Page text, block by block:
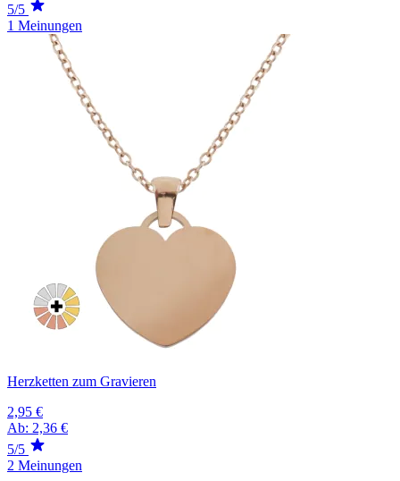
5/5
1 Meinungen
Herzketten zum Gravieren
2,95 €
Ab: 2,36 €
5/5
2 Meinungen